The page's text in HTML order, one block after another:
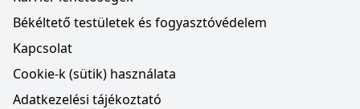
Békéltető testületek és fogyasztóvédelem
Kapcsolat
Cookie-k (sütik) használata
Adatkezelési tájékoztató